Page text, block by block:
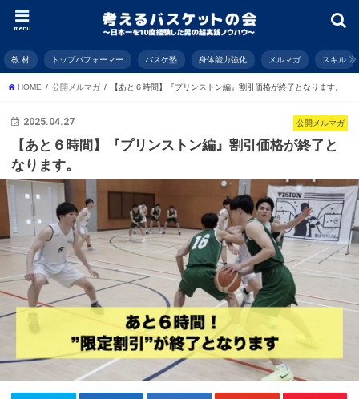
menu
教 材 トップパフォーマー バスケ塾 身体能力強化 メルマガ スキル
HOME 公開メルマガ 【あと６時間】『プリンストン編』割引価格が終了となります。
公開メルマガ
2025.04.27
【あと６時間】『プリンストン編』割引価格が終了と
なります。